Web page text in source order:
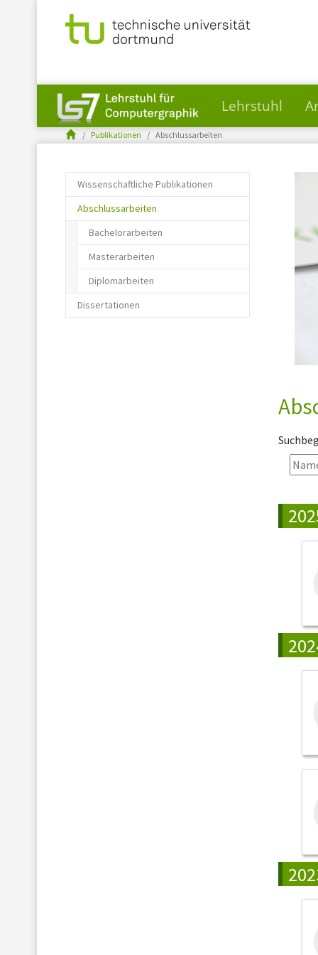
Skip to main content
Lehrstuhl
You are here:Publikationen Abschlussarbeiten
Wissenschaftliche Publikationen
Abschlussarbeiten
Bachelorarbeiten
Masterarbeiten
Diplomarbeiten
Dissertationen